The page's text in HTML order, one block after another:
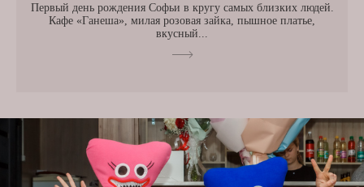
Первый день рождения Софьи в кругу самых близких людей.
Кафе «Ганеша», милая розовая зайка, пышное платье,
вкусный...